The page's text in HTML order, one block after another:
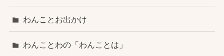
わんことお出かけ
わんことわの「わんことは」